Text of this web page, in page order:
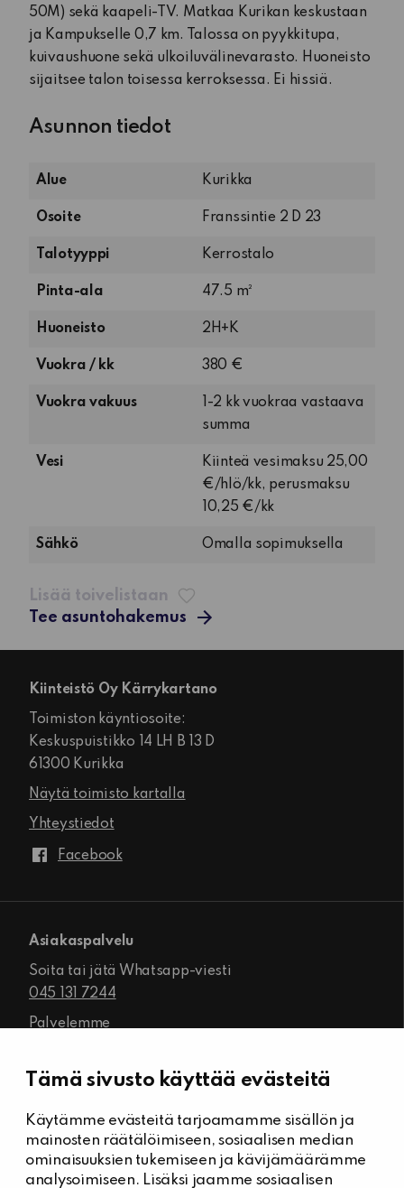
Tämä sivusto käyttää evästeitä
Käytämme evästeitä tarjoamamme sisällön ja
mainosten räätälöimiseen, sosiaalisen median
ominaisuuksien tukemiseen ja kävijämäärämme
analysoimiseen. Lisäksi jaamme sosiaalisen
50M) sekä kaapeli-TV. Matkaa Kurikan keskustaan
ja Kampukselle 0,7 km. Talossa on pyykkitupa,
kuivaushuone sekä ulkoiluvälinevarasto. Huoneisto
sijaitsee talon toisessa kerroksessa. Ei hissiä.
Asunnon tiedot
Alue Kurikka
Osoite Franssintie 2 D 23
Talotyyppi Kerrostalo
Pinta-ala 47.5 m²
Huoneisto 2H+K
2
ja
keittiö
Vuokra / kk 380 €
Vuokra vakuus
1-2 kk vuokraa vastaava
summa
Vesi
Kiinteä vesimaksu 25,00
€/hlö/kk, perusmaksu
10,25 €/kk
Sähkö Omalla sopimuksella
Lisää toivelistaan
Tee asuntohakemus
Kiinteistö Oy Kärrykartano
Toimiston käyntiosoite:
Keskuspuistikko 14 LH B 13 D
61300 Kurikka
Näytä toimisto kartalla
Yhteystiedot
Facebook
Asiakaspalvelu
Soita tai jätä Whatsapp-viesti
045 131 7244
Palvelemme
Kiinteistöhuolto
Päivystysnumero, Kiinteistöässät
044 704 7632